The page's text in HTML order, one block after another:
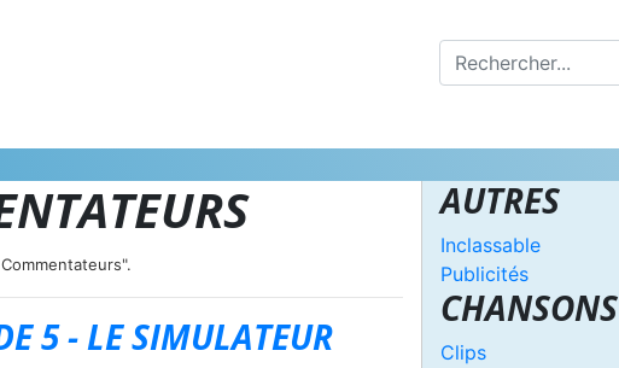
5 - LE SIMULATEUR
AUTRES
Inclassable
Publicités
CHANSONS
Clips